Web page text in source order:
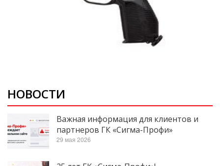
НОВОСТИ
Важная информация для клиентов и
партнеров ГК «Сигма-Профи»
29 мая 2026